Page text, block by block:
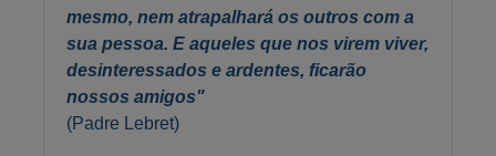
mesmo, nem atrapalhará os outros com a
sua pessoa. E aqueles que nos virem viver,
desinteressados e ardentes, ficarão
nossos amigos"
(Padre Lebret)